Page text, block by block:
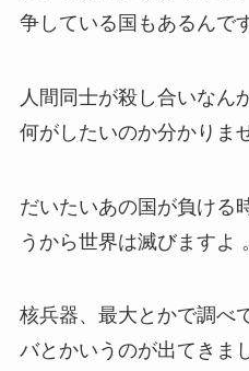
争している国もあるんで
人間同士が殺し合いなん
何がしたいのか分かりま
だいたいあの国が負ける
うから世界は滅びますよ 。
核兵器、最大とかで調べ
バとかいうのが出てきま